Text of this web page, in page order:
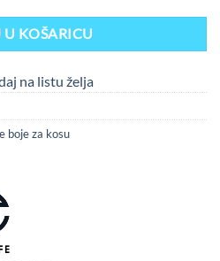
KOŠARICU
na listu želja
boje za kosu